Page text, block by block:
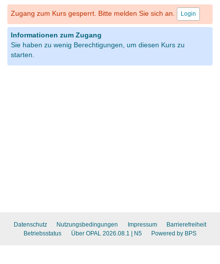
Zugang zum Kurs gesperrt. Bitte melden Sie sich an. Login
Informationen zum Zugang
Sie haben zu wenig Berechtigungen, um diesen Kurs zu
starten.
Datenschutz Nutzungsbedingungen Impressum
Barrierefreiheit
Betriebsstatus
Über OPAL 2026.08.1 | N5 Powered by BPS